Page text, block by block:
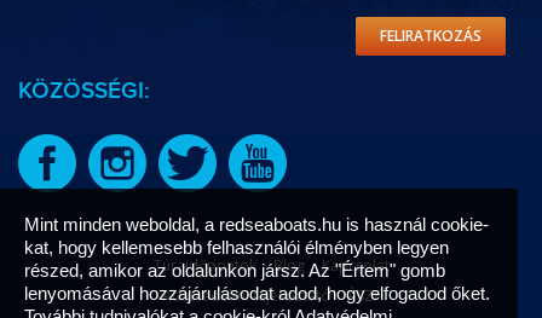
FELIRATKOZÁS
KÖZÖSSÉGI:
Túraidőpontok Blog
Kapcsolat
Adatvédelmi tájékoztató
ÁSZF
Mint minden weboldal, a redseaboats.hu is használ cookie-
kat, hogy kellemesebb felhasználói élményben legyen
részed, amikor az oldalunkon jársz. Az "Értem" gomb
lenyomásával hozzájárulásodat adod, hogy elfogadod őket.